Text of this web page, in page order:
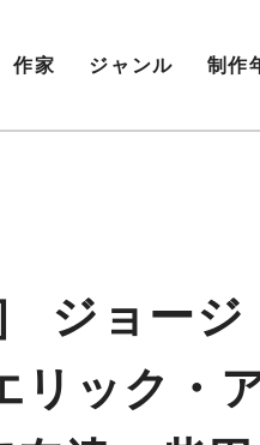
作家 ジャンル 制作
ジョー
リック